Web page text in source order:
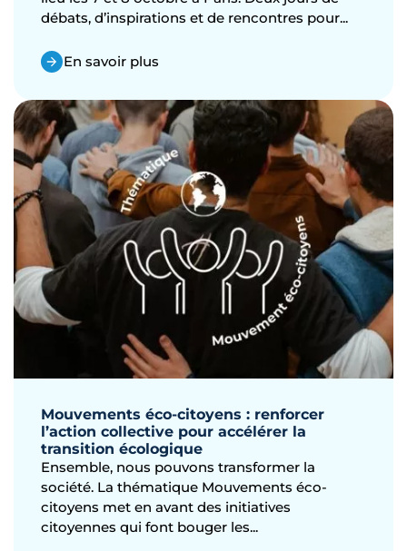
débats, d’inspirations et de rencontres pour...
En savoir plus
Mouvements éco-citoyens : renforcer
l’action collective pour accélérer la
transition écologique
Ensemble, nous pouvons transformer la
société. La thématique Mouvements éco-
citoyens met en avant des initiatives
citoyennes qui font bouger les...